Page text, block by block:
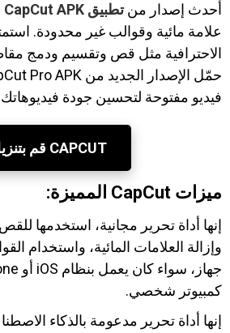
أحدث إصدار منتطبيق CapCut APK
علامة مائية وقوالب غير محدودة.
الاحترافية مثل قص وتقسيم ودمج
فيديو مفتوحة لتحسين جودة
قم بتنزيل CAPCUT
ميزات CapCut المميزة:
إنها أداة تحرير مجانية، استخدمها
وإزالة العلامات المائية، واستخدام
كمبيوتر شخصي.
إنها أداة تحرير مدعومة بالذكاء